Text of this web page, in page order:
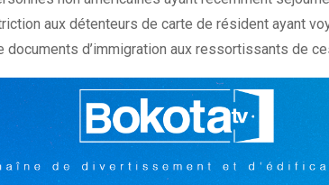
aux détenteurs de carte de résident ayant
d’immigration aux ressortissants de